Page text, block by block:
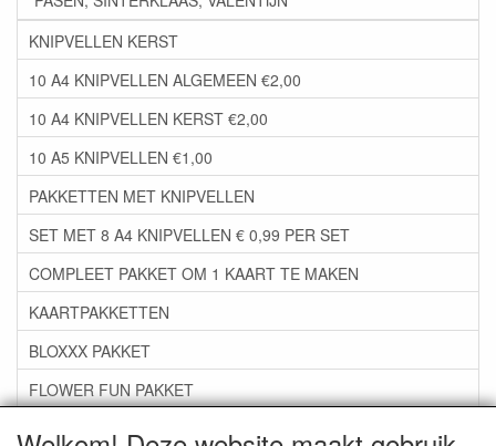
KNIPVELLEN KERST
10 A4 KNIPVELLEN ALGEMEEN €2,00
10 A4 KNIPVELLEN KERST €2,00
10 A5 KNIPVELLEN €1,00
PAKKETTEN MET KNIPVELLEN
SET MET 8 A4 KNIPVELLEN € 0,99 PER SET
COMPLEET PAKKET OM 1 KAART TE MAKEN
KAARTPAKKETTEN
BLOXXX PAKKET
FLOWER FUN PAKKET
***GROEP 06*** TAPE/LIJM SNIJMALLEN STEMPELS